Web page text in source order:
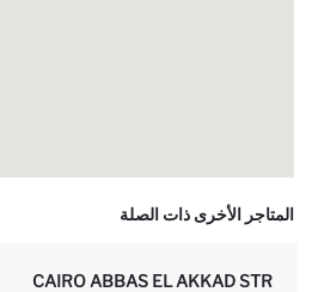
المتاجر الأخرى ذات الصلة
CAIRO ABBAS EL AKKAD STR